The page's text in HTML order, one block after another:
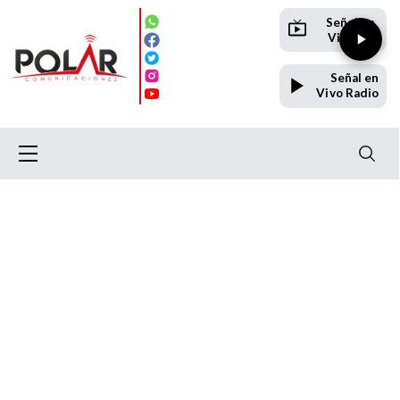
Señal en
Vivo TV
Señal en
Vivo Radio